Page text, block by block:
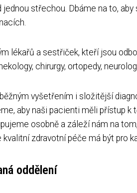
jednou střechou. Dbáme na to,
lékařů a sestřiček, kteří jsou
chirurgy, ortopedy,
vyšetřením i složitější
aby naši pacienti měli přístup
osobně a záleží nám na
zdravotní péče má být pro
oddělení